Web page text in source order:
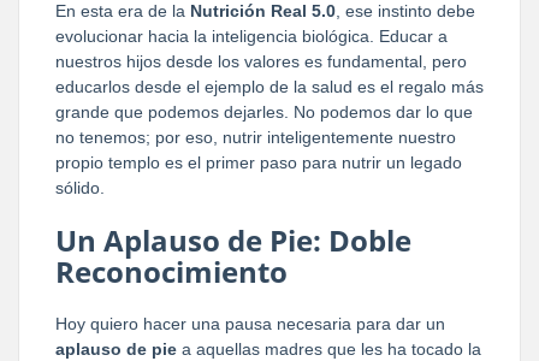
En esta era de la Nutrición Real 5.0, ese instinto debe
evolucionar hacia la inteligencia biológica. Educar a
nuestros hijos desde los valores es fundamental, pero
educarlos desde el ejemplo de la salud es el regalo más
grande que podemos dejarles. No podemos dar lo que
no tenemos; por eso, nutrir inteligentemente nuestro
propio templo es el primer paso para nutrir un legado
sólido.
Un Aplauso de Pie: Doble
Reconocimiento
Hoy quiero hacer una pausa necesaria para dar un
aplauso de pie a aquellas madres que les ha tocado la